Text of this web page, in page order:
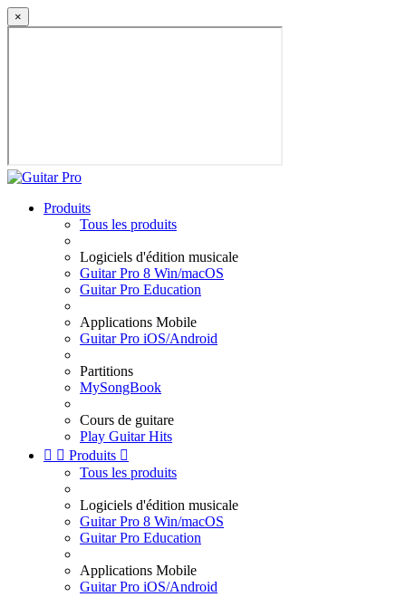
×
Produits
Tous les produits
Logiciels d'édition musicale
Guitar Pro 8 Win/macOS
Guitar Pro Education
Applications Mobile
Guitar Pro iOS/Android
Partitions
MySongBook
Cours de guitare
Play Guitar Hits
  Produits 
Tous les produits
Logiciels d'édition musicale
Guitar Pro 8 Win/macOS
Guitar Pro Education
Applications Mobile
Guitar Pro iOS/Android